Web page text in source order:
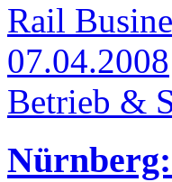
Rail
07.04.2008
Betrieb &